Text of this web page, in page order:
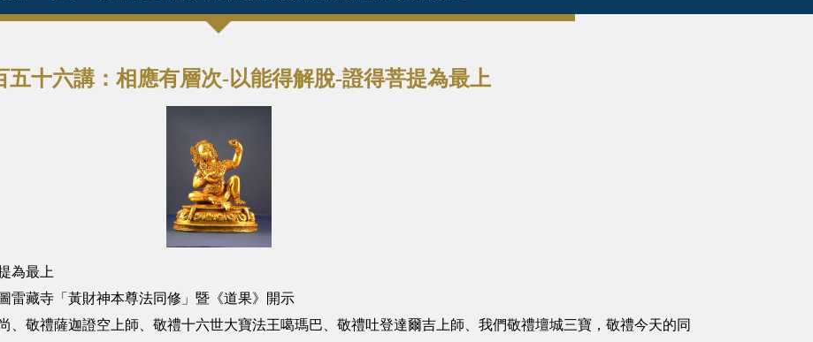
五十六講：相應有層次-以能得解脫-證得菩提為最上
為最上
雷藏寺「黃財神本尊法同修」暨《道果》開示
敬禮薩迦證空上師、敬禮十六世大寶法王噶瑪巴、敬禮吐登達爾吉上師、我們敬禮壇城三寶，敬禮今天的同